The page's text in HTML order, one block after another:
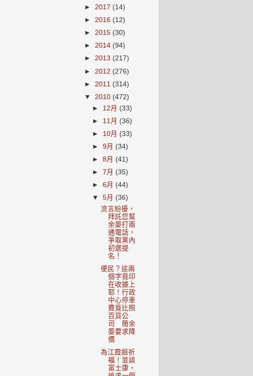
► 2017 (14)
► 2016 (12)
► 2015 (30)
► 2014 (94)
► 2013 (217)
► 2012 (276)
► 2011 (314)
▼ 2010 (472)
► 12月 (33)
► 11月 (36)
► 10月 (33)
►9月 (34)
►8月 (41)
►7月 (35)
►6月 (44)
▼5月 (36)
流言紛擾，
拜託您幫
余晏打兩
通電話，
爭取黨內
初選提
名！
便民？這兩
個字竟印
在收據上
耶！行政
中心停車
費竟比照
百貨公
司 簡余
晏要求降
價
為江霞姐祈
福！並談
富士康，